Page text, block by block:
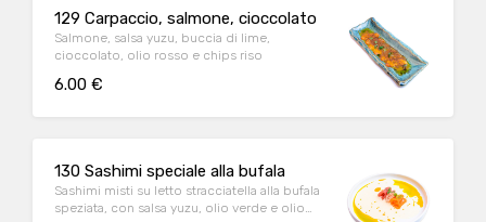
129 Carpaccio, salmone, cioccolato
Salmone, salsa yuzu, buccia di lime,
cioccolato, olio rosso e chips riso
6.00 €
130 Sashimi speciale alla bufala
Sashimi misti su letto stracciatella alla bufala
speziata, con salsa yuzu, olio verde e olio